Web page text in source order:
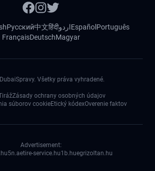
Русский中文हिंदीاردوEspañol Português
FrançaisDeutschMagyar
DubaiSpravy. Všetky práva vyhradené.
Zásady ochrany osobných údajov
súborov cookieEtický kódexOverenie faktov
Advertisement:
5n.aetire-service.hu1b.huegrizoltan.hu